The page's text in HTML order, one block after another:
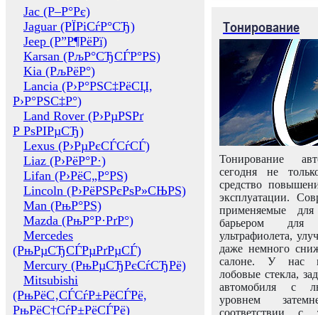
Jac (Р–Р°Рє)
Jaguar (РЇРіСѓР°СЂ)
Jeep (Р”Р¶РёРї)
Karsan (РљР°СЂСЃР°РЅ)
Kia (РљРёР°)
Lancia (Р›Р°РЅС‡РёСЏ,
Р›Р°РЅС‡Р°)
Land Rover (Р›РµРЅРґ
Р РѕРІРµСЂ)
Lexus (Р›РµРєСЃСѓСЃ)
Liaz (Р›РёР°Р·)
Lifan (Р›РёС„Р°РЅ)
Lincoln (Р›РёРЅРєРѕР»СЊРЅ)
Man (РњР°РЅ)
Mazda (РњР°Р·РґР°)
Mercedes
(РњРµСЂСЃРµРґРµСЃ)
Mercury (РњРµСЂРєСѓСЂРё)
Mitsubishi
(РњРёС‚СЃСѓР±РёСЃРё,
РњРёС†СѓР±РёСЃРё)
Тонирование
Тонирование
сегодня не
средство
эксплуатации.
применяемые
барьером для
ультрафиолета,
даже немного
салоне. У нас
лобовые стекла,
автомобиля с
уровнем
соответствии с